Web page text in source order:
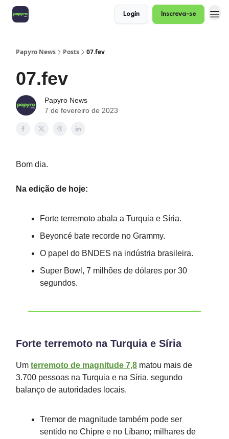
Login Inscreva-se
Papyro News Posts 07.fev
07.fev
Papyro News
7 de fevereiro de 2023
Bom dia.
Na edição de hoje:
Forte terremoto abala a Turquia e Síria.
Beyoncé bate recorde no Grammy.
O papel do BNDES na indústria brasileira.
Super Bowl, 7 milhões de dólares por 30
segundos.
Forte terremoto na Turquia e Síria
Um terremoto de magnitude 7,8 matou mais de
3.700 pessoas na Turquia e na Síria, segundo
balanço de autoridades locais.
Tremor de magnitude também pode ser
sentido no Chipre e no Líbano; milhares de